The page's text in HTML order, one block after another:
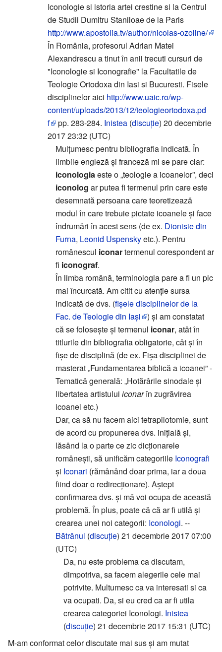
Iconologie si istoria artei crestine si la Centrul
de Studii Dumitru Staniloae de la Paris
http://www.apostolia.tv/author/nicolas-ozoline/
În România, profesorul Adrian Matei
Alexandrescu a tinut în anii trecuti cursuri de
"Iconologie si Iconografie" la Facultatile de
Teologie Ortodoxa din Iasi si Bucuresti. Fisele
disciplinelor aici http://www.uaic.ro/wp-
content/uploads/2013/12/teologieortodoxa.pd
f
pp. 283-284. Inistea (discuție) 20 decembrie
2017 23:32 (UTC)
Mulțumesc pentru bibliografia indicată. În
limbile engleză și franceză mi se pare clar:
iconologia este o „teologie a icoanelor”, deci
iconolog ar putea fi termenul prin care este
desemnată persoana care teoretizează
modul în care trebuie pictate icoanele și face
îndrumări în acest sens (de ex. Dionisie din
Furna, Leonid Uspenskyetc.). Pentru
românescul iconartermenul corespondent ar
fi iconograf.
În limba română, terminologia pare a fi un pic
mai încurcată. Am citit cu atenție sursa
indicată de dvs. (fișele disciplinelor de la
Fac. de Teologie din Iași
) și am constatat
că se folosește și termenul iconar, atât în
titlurile din bibliografia obligatorie, cât și în
fișe de disciplină (de ex. Fișa disciplinei de
masterat „Fundamentarea biblică a icoanei” -
Tematică generală: „Hotărârile sinodale și
libertatea artistului iconarîn zugrăvirea
icoanei etc.)
Dar, ca să nu facem aici tetrapilotomie, sunt
de acord cu propunerea dvs. inițială și,
lăsând la o parte ce zic dicționarele
românești, să unificăm categoriile Iconografi
și Iconari (rămânând doar prima, iar a doua
fiind doar o redirecționare). Aștept
confirmarea dvs. și mă voi ocupa de această
problemă. În plus, poate că că ar fi utilă și
crearea unei noi categorii: Iconologi. --
Bătrânul (discuție) 21 decembrie 2017 07:00
(UTC)
Da, nu este problema ca discutam,
dimpotriva, sa facem alegerile cele mai
potrivite. Multumesc ca va interesati si ca
va ocupati. Da, si eu cred ca ar fi utila
crearea categoriei Iconologi. Inistea
(discuție) 21 decembrie 2017 15:31 (UTC)
M-am conformat celor discutate mai sus și am mutat